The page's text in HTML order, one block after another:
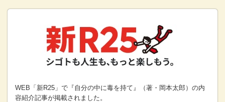
WEB 「新R25」 で 『自分の中に毒を持て』（著・岡本太郎） の内
容紹介記事が掲載されました。